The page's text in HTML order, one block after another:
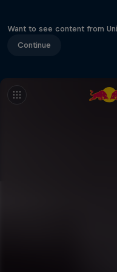
Want to see content from
Continue